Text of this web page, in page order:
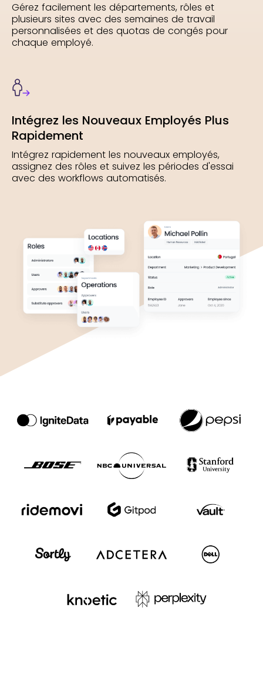
Gérez facilement les départements, rôles et
plusieurs sites avec des semaines de travail
personnalisées et des quotas de congés pour
chaque employé.
Intégrez les Nouveaux Employés Plus
Rapidement
Intégrez rapidement les nouveaux employés,
assignez des rôles et suivez les périodes d'essai
avec des workflows automatisés.